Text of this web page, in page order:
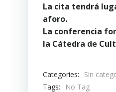
La cita tendrá
aforo.
La conferencia
la Cátedra de
Categories:
Sin
Tags:
No Tag